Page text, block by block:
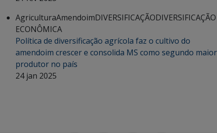
AgriculturaAmendoimDIVERSIFICAÇÃODIVERSIFICAÇÃO
ECONÔMICA
Política de diversificação agrícola faz o cultivo do
amendoim crescer e consolida MS como segundo maior
produtor no país
24 jan 2025